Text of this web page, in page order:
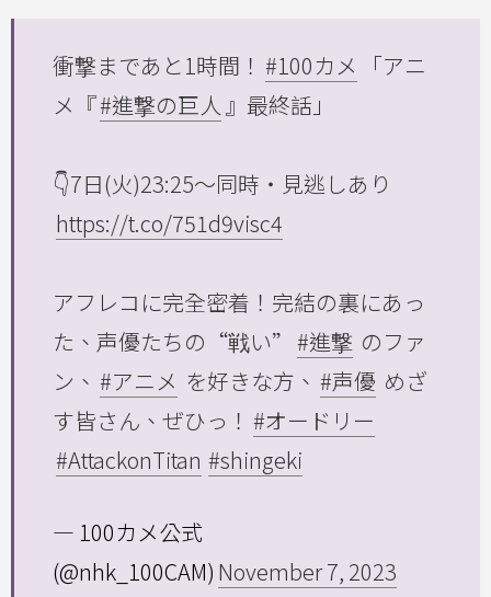
衝撃まであと1時間！ #100カメ
「アニ
メ『#進撃の巨人 』最終話」
👇7日(火)23:25～同時・見逃しあり
https://t.co/751d9visc4
アフレコに完全密着！完結の裏にあっ
た、声優たちの“戦い” #進撃 のファ
ン、 #アニメ を好きな方、 #声優 めざ
す皆さん、ぜひっ！ #オードリー
#AttackonTitan #shingeki
— 100カメ公式
(@nhk_100CAM) November 7, 2023